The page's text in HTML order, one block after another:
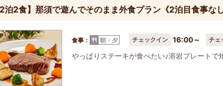
2食】那須で遊んでそのまま外食プラン《2泊目食事
食事： 朝・夕 チェックイン 16:00～ チェ
やっぱりステーキが食べたい♪溶岩プレートで